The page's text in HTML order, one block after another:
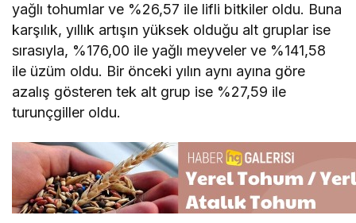
yağlı tohumlar ve %26,57 ile lifli bitkiler oldu. Buna
karşılık, yıllık artışın yüksek olduğu alt gruplar ise
sırasıyla, %176,00 ile yağlı meyveler ve %141,58
ile üzüm oldu. Bir önceki yılın aynı ayına göre
azalış gösteren tek alt grup ise %27,59 ile
turunçgiller oldu.